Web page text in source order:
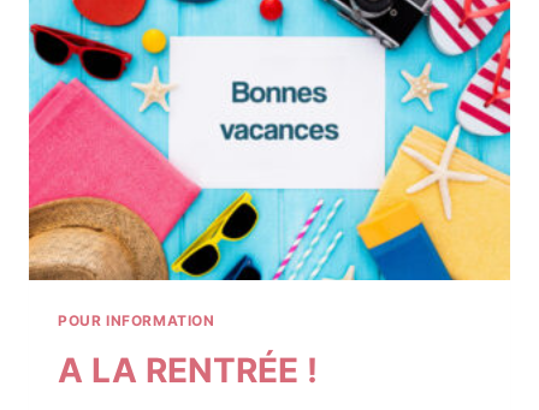
POUR INFORMATION
A LA RENTRÉE !